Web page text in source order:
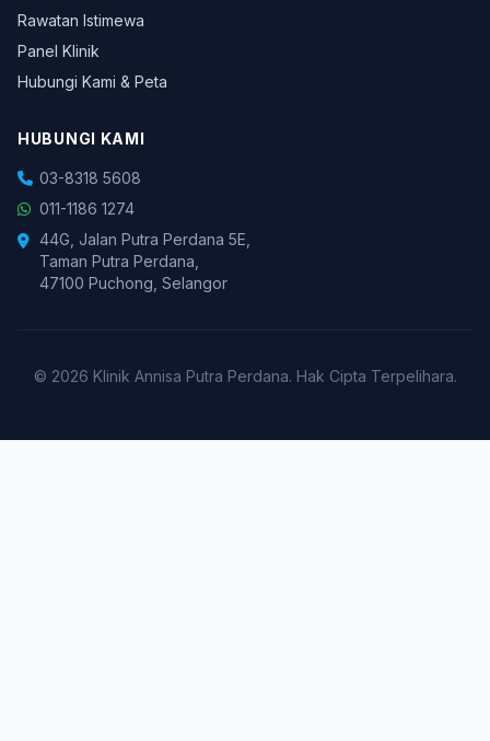
Rawatan Istimewa
Panel Klinik
Hubungi Kami & Peta
HUBUNGI KAMI
03-8318 5608
011-1186 1274
44G, Jalan Putra Perdana 5E,
Taman Putra Perdana,
47100 Puchong, Selangor
© 2026 Klinik Annisa Putra Perdana. Hak Cipta Terpelihara.